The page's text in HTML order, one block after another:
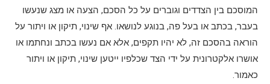
המוסכם בין הצדדים וגוברים על כל הסכם, הצעה או מצג שנעשו
בעבר, בכתב או בעל פה, בנוגע לנושאו. אף שינוי, תיקון או ויתור על
הוראה בהסכם זה, לא יהיו תקפים, אלא אם נעשו בכתב ונחתמו או
אושרו אלקטרונית על ידי הצד שכלפיו ייטען שינוי, תיקון או ויתור
כאמור.